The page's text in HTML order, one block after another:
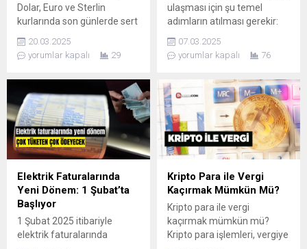
Dolar, Euro ve Sterlin
kurlarında son günlerde sert
Mart 2025 Perşembe günü
itibariyle döviz
hareketleri yatırımcıların
yakından takibinde. Dolar ve
Euro’da Tarihi Zirveler Dün
gün içerisinde yüzde 13’e
varan artış gösteren Dolar,
Euro ve Sterlin, gün sonuna
doğru kazancını yüzde 4
seviyesine geriletti. İstanbul
serbest...
20.03.2025
yorumlar kapalı
29
ulaşması için şu temel
adımların atılması gerekir:
Yönetilir? Ekonomiyi başarılı
şekilde yönetmenin temel
07.03.2025
yorumlar kapalı
76
Elektrik Faturalarında
Yeni Dönem: 1 Şubat’ta
Başlıyor
1 Şubat 2025 itibariyle
elektrik faturalarında
Kripto Para ile Vergi
Kaçırmak Mümkün Mü?
Kripto para ile vergi
kaçırmak mümkün mü?
Kripto para işlemleri, vergiye